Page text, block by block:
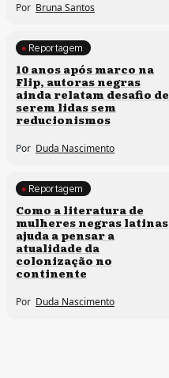
Por Bruna Santos
Processos artísticos
Reportagem
10 anos após marco na
Flip, autoras negras
ainda relatam desafio de
serem lidas sem
reducionismos
Por Duda Nascimento
Direitos humanos
Reportagem
Como a literatura de
mulheres negras latinas
ajuda a pensar a
atualidade da
colonização no
continente
Por Duda Nascimento